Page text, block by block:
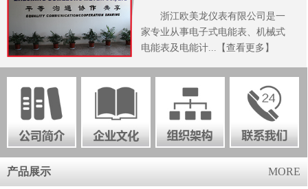
浙江欧美龙仪表有限公司是一
家专业从事电子式电能表、机械式
电能表及电能计...【查看更多】
产品展示 MORE